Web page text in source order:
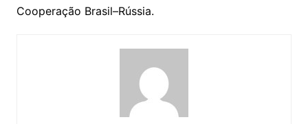
Cooperação Brasil–Rússia.